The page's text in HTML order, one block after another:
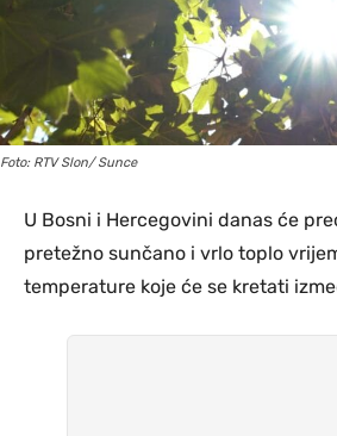
Foto: RTV Slon/ Sunce
U Bosni i Hercegovini danas će
pretežno sunčano i vrlo toplo
temperature koje će se kretati